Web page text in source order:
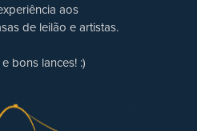
aos
de leilão e artistas.
bons lances! :)